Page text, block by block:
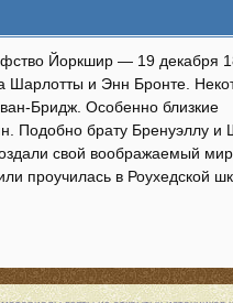
Йоркшир — 19 декабря
Шарлотты и Энн Бронте.
Бридж. Особенно близкие
Подобно брату Бренуэллу и
свой воображаемый
проучилась в Роухедской